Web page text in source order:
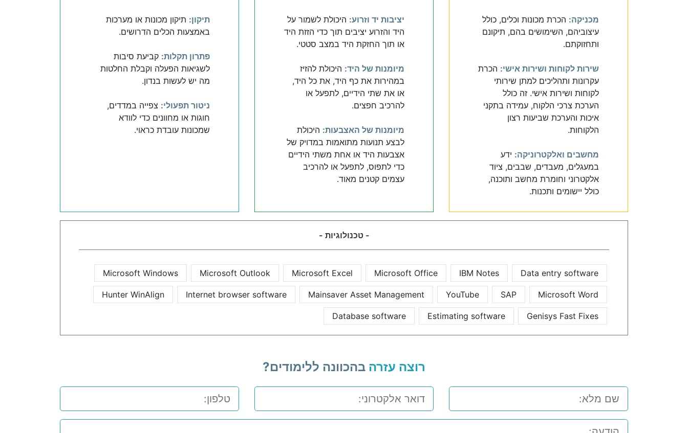
מכניקה: הכרת מכונות וכלים, כולל
עיצוביהם, השימושים בהם, תיקונם
ותחזוקתם.
שירות לקוחות ושירות אישי: הכרת
עקרונות ותהליכים למתן שירותי
לקוחות ושירות אישי. זה כולל
הערכת צרכי הלקוח, עמידה בתקני
איכות והערכת שביעות רצון
הלקוחות.
מחשבים ואלקטרוניקה: ידע
במעגלים, מעבדים, שבבים, ציוד
אלקטרוני וחומרת מחשב ותוכנה,
כולל יישומים ותכנות.
יציבות יד וזרוע: היכולת לשמור על
היד והזרוע יציבים תוך כדי הזזת היד
או תוך החזקת היד במצב סטטי.
מיומנות של היד: היכולת להזיז
במהירות את כף היד, את כל היד,
או את שתי הידיים, לתפעל או
להרכיב חפצים.
מיומנות של האצבעות: היכולת
לבצע תנועות מתואמות במדויק של
אצבעות היד או אחת משתי הידיים
כדי לתפוס, לתפעל או להרכיב
עצמים קטנים מאוד.
תיקון: תיקון מכונות או מערכות
באמצעות הכלים הדרושים.
פתרון תקלות: קביעת סיבות
לשגיאות הפעלה וקבלת החלטות
מה יש לעשות בנדון.
ניטור תפעולי: צפייה במדדים,
חוגות או מחוונים כדי לוודא
שמכונות עובדת כראוי.
- טכנולוגיות -
Data entry software
IBM Notes
Microsoft Office
Microsoft Excel
Microsoft Outlook
Microsoft Windows
Microsoft Word
SAP
YouTube
Mainsaver Asset Management
Internet browser software
Hunter WinAlign
Genisys Fast Fixes
Estimating software
Database software
רוצה עזרה בהכוונה ללימודים?